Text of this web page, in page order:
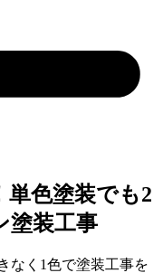
色塗装でも2
塗装工事
なく1色で塗装工事を